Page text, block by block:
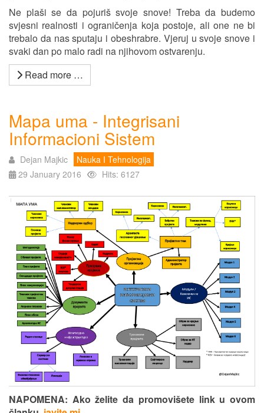
Ne plaši se da pojuriš svoje snove! Treba da budemo
svjesni realnosti i ograničenja koja postoje, ali one ne bi
trebalo da nas sputaju i obeshrabre. Vjeruj u svoje snove i
svaki dan po malo radi na njihovom ostvarenju.
Read more …
Mapa uma - Integrisani
Informacioni Sistem
Dejan Majkic
Nauka I Tehnologija
29 January 2016
Hits: 6127
NAPOMENA: Ako želite da promovišete link u ovom